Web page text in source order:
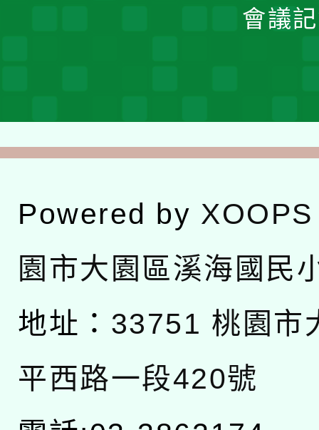
會議
Powered by XOOPS
園市大園區溪海國民
地址： 33751 桃園市
平西路一段420號